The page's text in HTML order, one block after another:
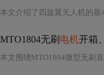
本文介绍了四旋翼无人机的基
MTO1804无刷 电机开箱
本文围绕MTO1804微型无刷